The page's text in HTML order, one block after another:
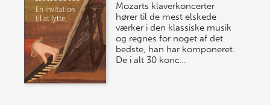
Mozarts klaverkoncerter
hører til de mest elskede
værker i den klassiske musik
og regnes for noget af det
bedste, han har komponeret.
De i alt 30 konc…